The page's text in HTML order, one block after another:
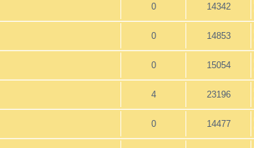
0 14342
0 14853
0 15054
4 23196
0 14477